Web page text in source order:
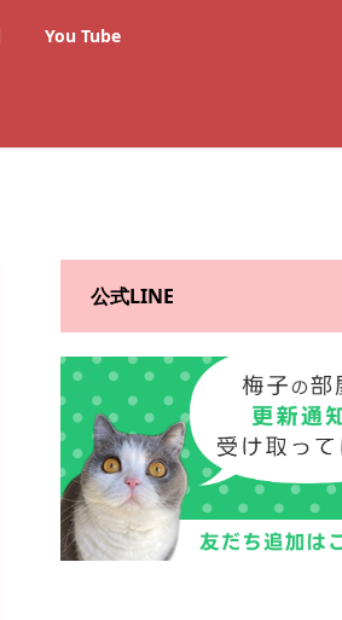
You Tube
公式LINE